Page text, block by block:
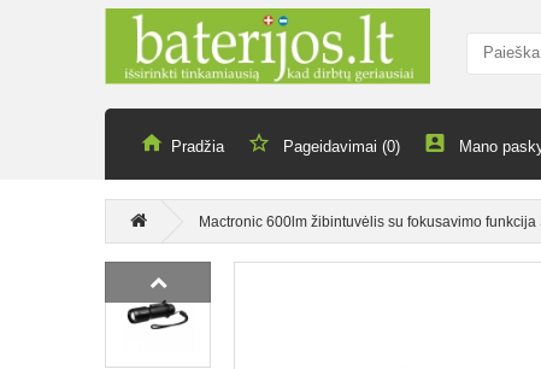
Pradžia Pageidavimai (0) Mano
Mactronic 600lm žibintuvėlis su fokusavimo funkcija